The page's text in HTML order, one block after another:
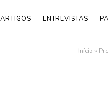
ARTIGOS ENTREVISTAS
Início »